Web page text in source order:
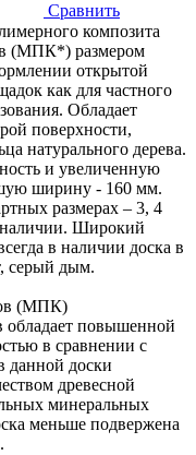
Сравнить
композита
(МПК*) размером
открытой
как для частного
Обладает
поверхности,
натурального дерева.
и увеличенную
ширину - 160 мм.
размерах – 3, 4
наличии. Широкий
в наличии доска в
серый дым.
(МПК)
обладает повышенной
в сравнении с
данной доски
древесной
минеральных
меньше подвержена